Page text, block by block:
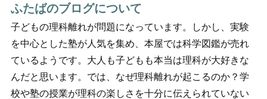
ふたばのブログについて
子どもの理科離れが問題になっています。しかし、実験
を中心とした塾が人気を集め、本屋では科学図鑑が売れ
ているようです。大人も子どもも本当は理科が大好きな
んだと思います。では、なぜ理科離れが起こるのか？学
校や塾の授業が理科の楽しさを十分に伝えられていない